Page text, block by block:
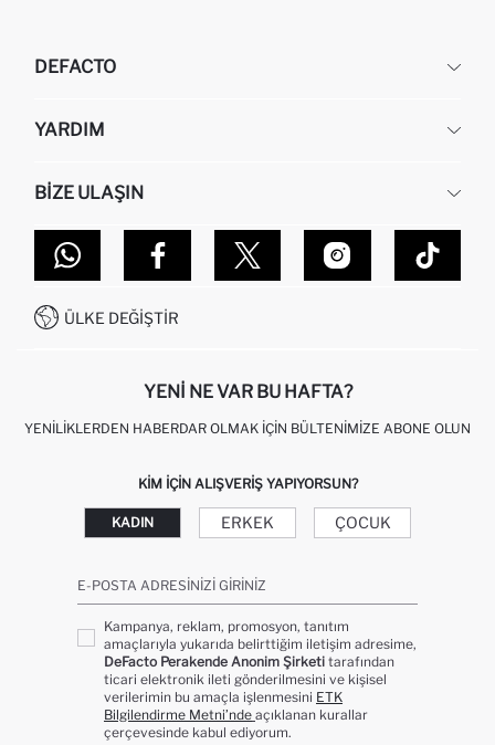
DEFACTO
HAKKIMIZDA
KURUMSAL SATIŞ
DEFACTO TEKNOLOJI
SITEMAP
YARDIM
SIPARIŞIMI NASIL TAKIP EDERIM?
NASIL İADE EDERIM?
GIFT CLUB SIKÇA SORULAN SORULAR
İŞLEM REHBERI
KAMPANYALAR
BIZE ULAŞIN
MAĞAZALARIMIZ
İLETIŞIM FORMU
0850 333 22 86
ÜLKE DEĞIŞTIR
YENI NE VAR BU HAFTA?
YENILIKLERDEN HABERDAR OLMAK İÇIN BÜLTENIMIZE ABONE OLUN
KIM IÇIN ALIŞVERIŞ YAPIYORSUN?
KADIN ERKEK ÇOCUK
E-POSTA ADRESINIZI GIRINIZ
Kampanya, reklam, promosyon, tanıtım
amaçlarıyla yukarıda belirttiğim iletişim adresime,
DeFacto Perakende Anonim Şirketi tarafından
ticari elektronik ileti gönderilmesini ve kişisel
verilerimin bu amaçla işlenmesini ETK
Bilgilendirme Metni’nde açıklanan kurallar
çerçevesinde kabul ediyorum.